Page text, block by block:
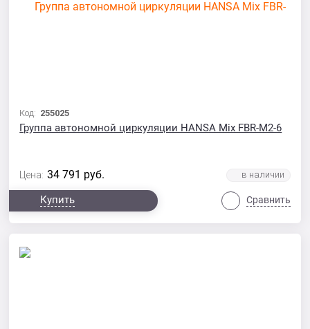
Код: 255025
Группа автономной циркуляции HANSA Mix FBR-M2-6
Цена: 34 791 руб.
Купить Сравнить